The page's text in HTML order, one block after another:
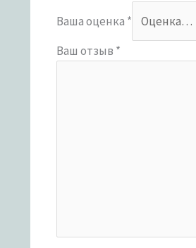
Ваша оценка *
Ваш отзыв *